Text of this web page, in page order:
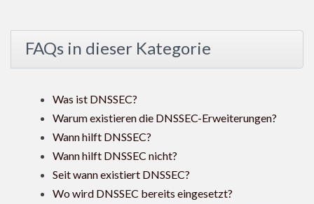
FAQs in dieser Kategorie
Was ist DNSSEC?
Warum existieren die DNSSEC-Erweiterungen?
Wann hilft DNSSEC?
Wann hilft DNSSEC nicht?
Seit wann existiert DNSSEC?
Wo wird DNSSEC bereits eingesetzt?